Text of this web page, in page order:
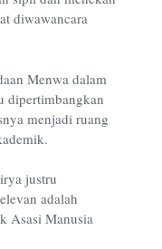
diwawancara
Menwa dalam
dipertimbangkan
menjadi ruang
justru
adalah
Asasi Manusia